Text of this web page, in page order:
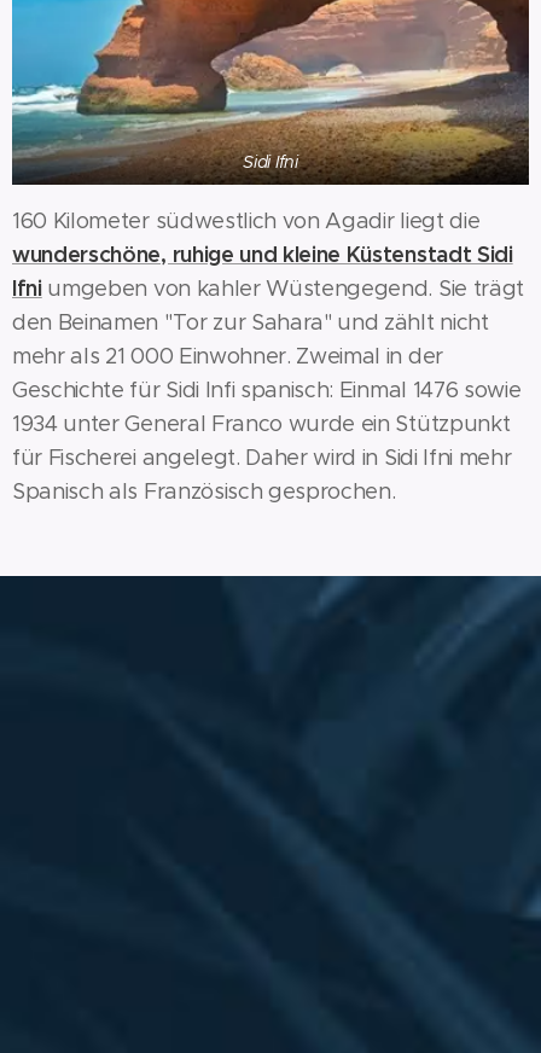
Sidi Ifni
160 Kilometer südwestlich von Agadir liegt die
wunderschöne, ruhige und kleine Küstenstadt Sidi
Ifniumgeben von kahler Wüstengegend. Sie trägt
den Beinamen "Tor zur Sahara" und zählt nicht
mehr als 21 000 Einwohner. Zweimal in der
Geschichte für Sidi Infi spanisch: Einmal 1476 sowie
1934 unter General Franco wurde ein Stützpunkt
für Fischerei angelegt. Daher wird in Sidi Ifni mehr
Spanisch als Französisch gesprochen.